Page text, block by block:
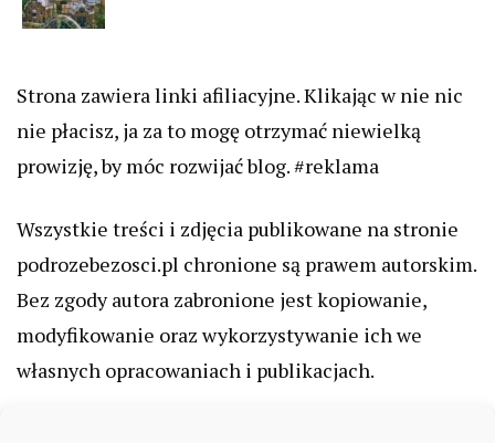
Strona zawiera linki afiliacyjne. Klikając w nie nic
nie płacisz, ja za to mogę otrzymać niewielką
prowizję, by móc rozwijać blog. #reklama
Wszystkie treści i zdjęcia publikowane na stronie
podrozebezosci.pl chronione są prawem autorskim.
Bez zgody autora zabronione jest kopiowanie,
modyfikowanie oraz wykorzystywanie ich we
własnych opracowaniach i publikacjach.